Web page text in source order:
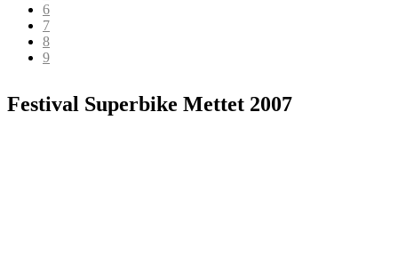
6
7
8
9
Festival Superbike Mettet 2007